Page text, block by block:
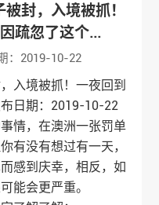
封，入境被抓！
疏忽了这个...
：2019-10-22
入境被抓！一夜回到
日期：2019-10-22
情，在澳洲一张罚单
有没有想过有一天，
感到庆幸，相反，如
能会更严重。